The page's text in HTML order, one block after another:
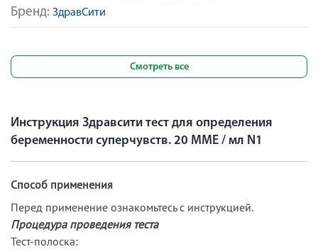
Бренд: ЗдравСити
Смотреть все
Инструкция Здравсити тест для определения
беременности суперчувств. 20 ММЕ / мл N1
Способ применения
Перед применение ознакомьтесь с инструкцией.
Процедура проведения теста
Тест-полоска: